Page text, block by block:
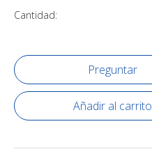
Cantidad:
Preguntar
Añadir al carrito